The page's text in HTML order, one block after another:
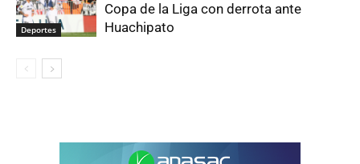
Deportes
Copa de la Liga con derrota ante
Huachipato